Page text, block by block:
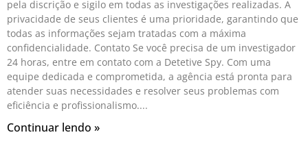
pela discrição e sigilo em todas as investigações realizadas. A
privacidade de seus clientes é uma prioridade, garantindo que
todas as informações sejam tratadas com a máxima
confidencialidade. Contato Se você precisa de um investigador
24 horas, entre em contato com a Detetive Spy. Com uma
equipe dedicada e comprometida, a agência está pronta para
atender suas necessidades e resolver seus problemas com
eficiência e profissionalismo.
Continuar lendo »